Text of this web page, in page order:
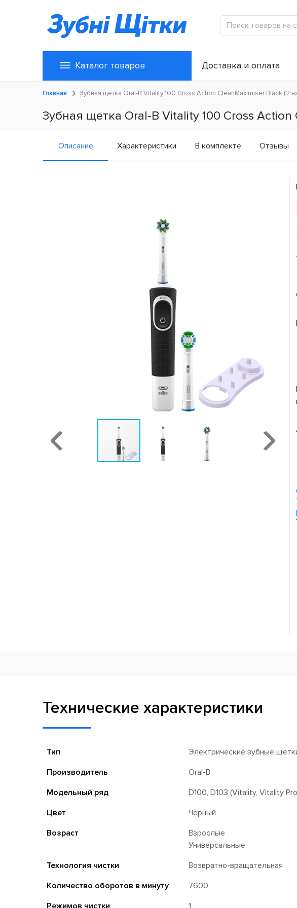
Каталог товаров Доставка и оплата
Главная Зубная щетка Oral-B Vitality 100 Cross Action CleanMaximiser Black (2
Зубная щетка Oral-B Vitality 100 Cross
Описание Характеристики В комплекте Отзывы
Технические характеристики
Тип
Электрические зубные
Производитель
Oral-B
Модельный ряд
D100, D103 (Vitality, Vitality
Цвет
Черный
Возраст
Взрослые
Универсальные
Технология чистки
Возвратно-вращательная
Количество оборотов в минуту
7600
Режимов чистки
1